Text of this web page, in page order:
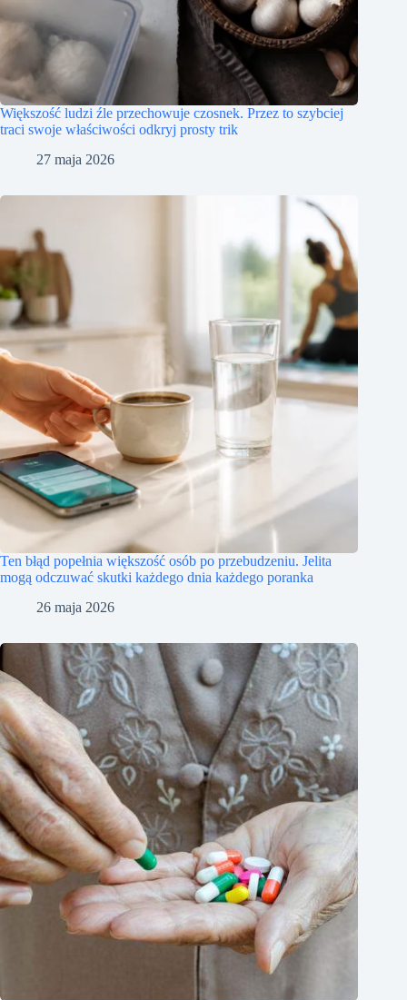
Większość ludzi źle przechowuje czosnek. Przez to szybciej
traci swoje właściwości odkryj prosty trik
27 maja 2026
Ten błąd popełnia większość osób po przebudzeniu. Jelita
mogą odczuwać skutki każdego dnia każdego poranka
26 maja 2026